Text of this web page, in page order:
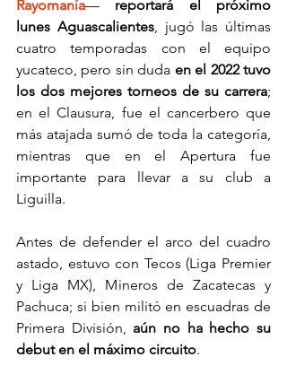
Rayomanía— reportará el próximo
lunes Aguascalientes, jugó las últimas
cuatro temporadas con el equipo
yucateco, pero sin duda en el 2022 tuvo
los dos mejores torneos de su carrera;
en el Clausura, fue el cancerbero que
más atajada sumó de toda la categoría,
mientras que en el Apertura fue
importante para llevar a su club a
Liguilla.
Antes de defender el arco del cuadro
astado, estuvo con Tecos (Liga Premier
y Liga MX), Mineros de Zacatecas y
Pachuca; si bien militó en escuadras de
Primera División, aún no ha hecho su
debut en el máximo circuito.